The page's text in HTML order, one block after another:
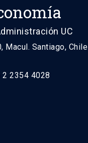
UC
Macul. Santiago, Chile
2354 4028